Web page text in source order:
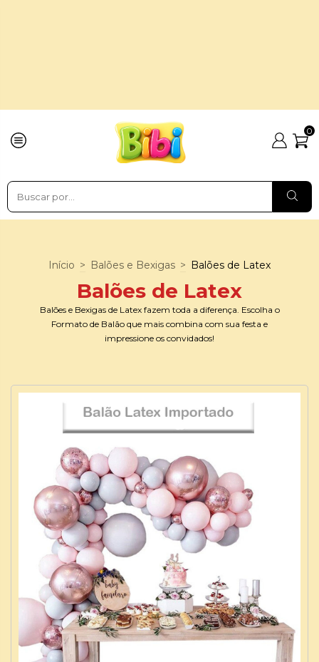
0
Início > Balões e Bexigas > Balões de Latex
Balões de Latex
Balões e Bexigas de Latex fazem toda a diferença. Escolha o
Formato de Balão que mais combina com sua festa e
impressione os convidados!